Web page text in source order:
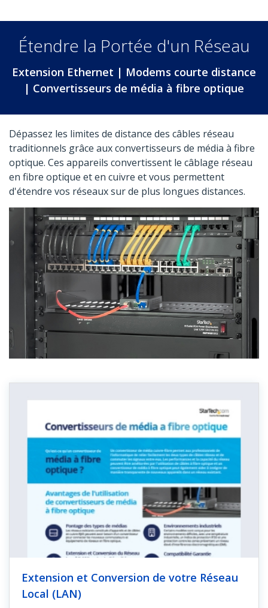
Étendre la Portée d'un Réseau
Extension Ethernet | Modems courte distance
| Convertisseurs de média à fibre optique
Dépassez les limites de distance des câbles réseau
traditionnels grâce aux convertisseurs de média à fibre
optique. Ces appareils convertissent le câblage réseau
en fibre optique et en cuivre et vous permettent
d'étendre vos réseaux sur de plus longues distances.
Extension et Conversion de votre Réseau
Local (LAN)